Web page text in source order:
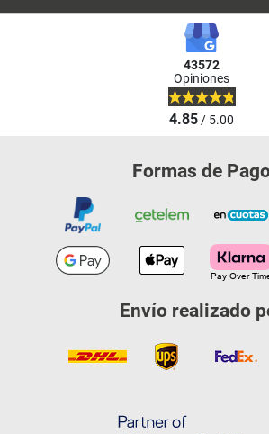
43572
Opiniones
4.85/ 5.00
Formas de
Envío realizado